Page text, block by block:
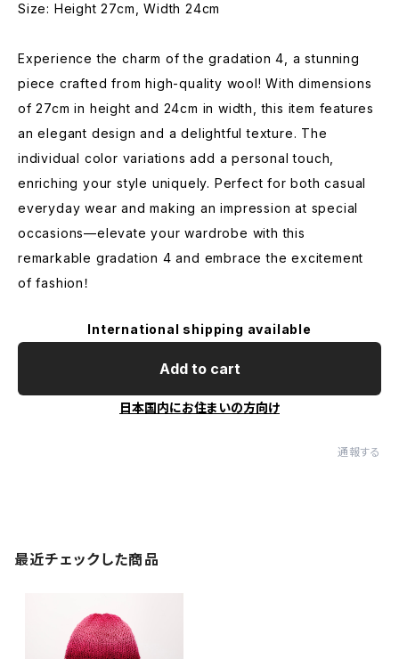
Size: Height 27cm, Width 24cm
Experience the charm of the gradation 4, a stunning
piece crafted from high-quality wool! With dimensions
of 27cm in height and 24cm in width, this item features
an elegant design and a delightful texture. The
individual color variations add a personal touch,
enriching your style uniquely. Perfect for both casual
everyday wear and making an impression at special
occasions—elevate your wardrobe with this
remarkable gradation 4 and embrace the excitement
of fashion！
International shipping available
Add to cart
日本国内にお住まいの方向け
通報する
最近チェックした商品